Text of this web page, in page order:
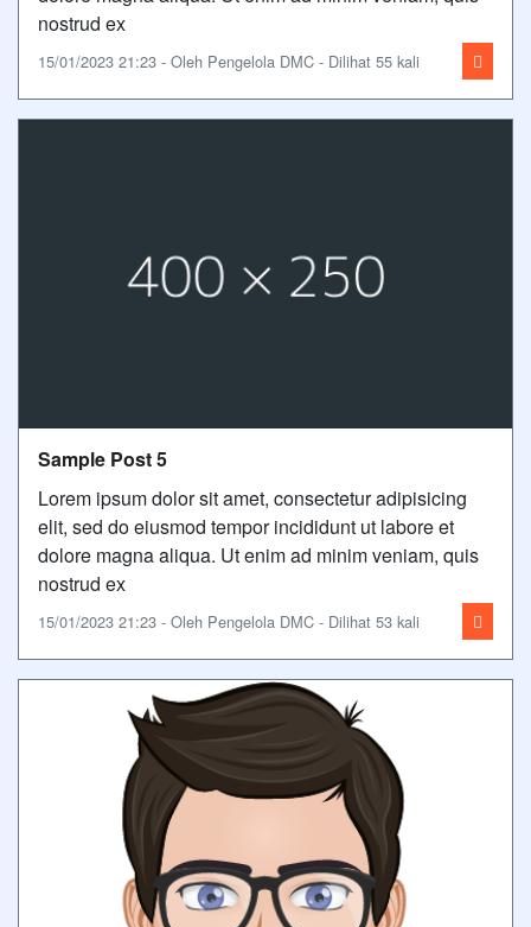
nostrud ex
15/01/2023 21:23 - Oleh Pengelola DMC - Dilihat 55 kali
Sample Post 5
Lorem ipsum dolor sit amet, consectetur adipisicing
elit, sed do eiusmod tempor incididunt ut labore et
dolore magna aliqua. Ut enim ad minim veniam, quis
nostrud ex
15/01/2023 21:23 - Oleh Pengelola DMC - Dilihat 53 kali